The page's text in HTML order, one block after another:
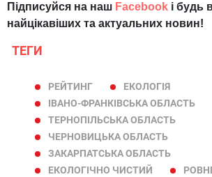
Підписуйся на наш Facebook і будь
найцікавіших та актуальних новин!
ТЕГИ
РЕЙТИНГ
ЕКОЛОГІЯ
ІВАНО-ФРАНКІВСЬКА ОБЛАСТЬ
ТЕРНОПІЛЬСЬКА ОБЛАСТЬ
ЧЕРНОВИЦЬКА ОБЛАСТЬ
ЗАКАРПАТСЬКА ОБЛАСТЬ
ЕКОЛОГІЧНО ЧИСТИЙ